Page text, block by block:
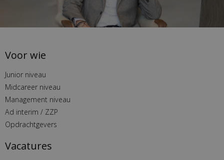
Voor wie
Junior niveau
Midcareer niveau
Management niveau
Ad interim / ZZP
Opdrachtgevers
Vacatures